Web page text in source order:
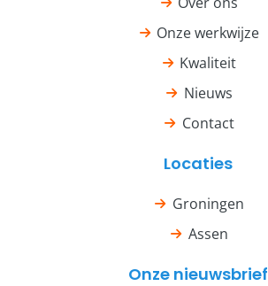
Onze werkwijze
Kwaliteit
Nieuws
Contact
Locaties
Groningen
Assen
Onze nieuwsbrief